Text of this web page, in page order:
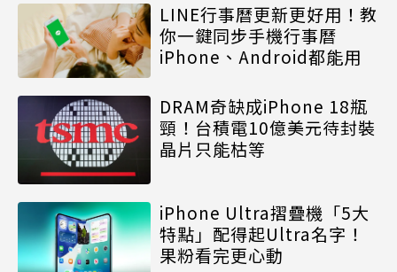
LINE行事曆更新更好用！教
你一鍵同步手機行事曆
iPhone、Android都能用
DRAM奇缺成iPhone 18瓶
頸！台積電10億美元待封裝
晶片只能枯等
iPhone Ultra摺疊機「5大
特點」配得起Ultra名字！
果粉看完更心動